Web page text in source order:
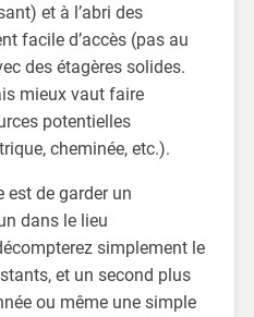
et à l’abri des
facile d’accès (pas au
des étagères solides.
mieux vaut faire
potentielles
cheminée, etc.).
est de garder un
dans le lieu
simplement le
et un second plus
ou même une simple